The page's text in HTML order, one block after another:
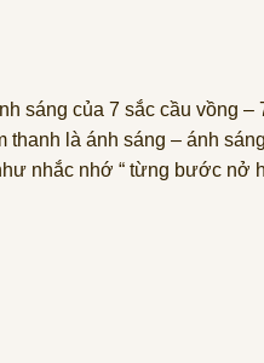
sáng của 7 sắc cầu vồng –
thanh là ánh sáng – ánh
nhắc nhớ “ từng bước nở